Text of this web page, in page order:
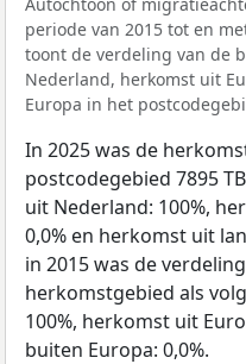
periode van 2015 tot en
toont de verdeling van de
Nederland, herkomst uit
Europa in het
In 2025 was de
postcodegebied 7895
uit Nederland: 100%,
0,0% en herkomst uit
in 2015 was de
herkomstgebied als
100%, herkomst uit
buiten Europa: 0,0%.